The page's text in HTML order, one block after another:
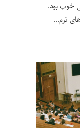
خوب بود.
ترم